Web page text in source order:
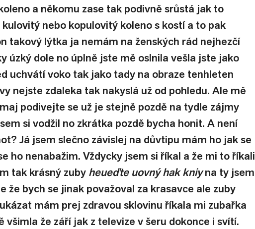
a někomu zase tak podivně srůstá jak to
nebo kopulovitý koleno s kostí a to pak
takový lýtka ja nemám na ženských rád nejhezčí
úzký dole no úplně jste mě oslnila vešla jste jako
uchvátí voko tak jako tady na obraze tenhleten
nejste zdaleka tak nakyslá už od pohledu. Ale mě
podivejte se už je stejně pozdě na tydle zájmy
si vodžil no zkrátka pozdě bycha honit. A není
Já jsem slečno závislej na důvtipu mám ho jak se
ho nenabažim. Vždycky jsem si říkal a že mi to říkali
tak krásný zuby heueďte uovný hak kniy na ty jsem
že bych se jinak považoval za krasavce ale zuby
mám prej zdravou sklovinu říkala mi zubařka
že září jak z televize v šeru dokonce i svítí.